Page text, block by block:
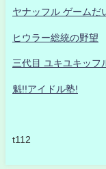
ヤナッフル ゲームだ
ヒウラー総統の野望
三代目 ユキユキッ
魁!!アイドル塾!
t112